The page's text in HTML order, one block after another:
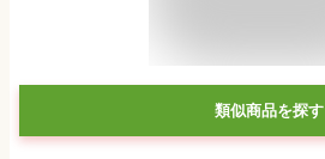
類似商品を探す